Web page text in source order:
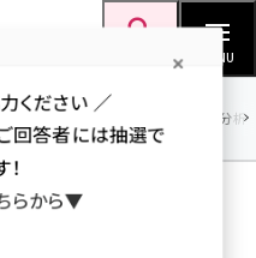
MENU
SNS アクセス解析／データ分析
ィング」 が使われ
ください ／
回答者には抽選で
らから▼